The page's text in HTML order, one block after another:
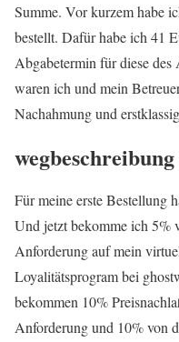
Summe. Vor kurzem habe
bestellt. Dafür habe ich 41
Abgabetermin für diese
waren ich und mein
Nachahmung und
Für meine erste Bestellung
Und jetzt bekomme ich 5%
Anforderung auf mein
Loyalitätsprogram bei
bekommen 10%
Anforderung und 10% von